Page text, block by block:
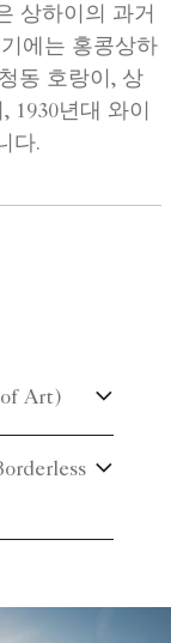
상하이의 과거
에는 홍콩상하
동 호랑이, 상
1930년대 와이
다.
Art)